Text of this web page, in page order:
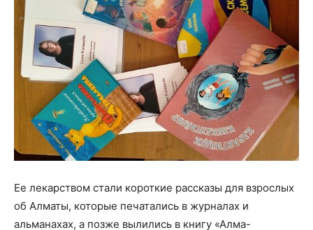
Ее лекарством стали короткие рассказы для взрослых
об Алматы, которые печатались в журналах и
альманахах, а позже вылились в книгу «Алма-